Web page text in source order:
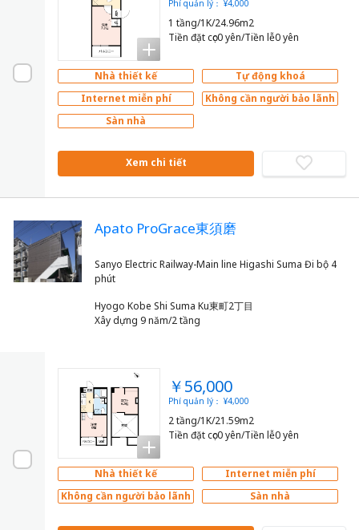
Phí quản lý： ¥4,000
1 tầng/1K/24.96m2
Tiền đặt cọc0 yên/Tiền lễ0 yên
Nhà thiết kế
Tự động khoá
Internet miễn phí
Không cần người bảo lãnh
Sàn nhà
Xem chi tiết
Apato ProGrace東須磨
Sanyo Electric Railway-Main line Higashi Suma Đi bộ 4
Hyogo Kobe Shi Suma Ku東町2丁目
Xây dựng 9 năm/2 tầng
￥56,000
Phí quản lý： ¥4,000
2 tầng/1K/21.59m2
Tiền đặt cọc0 yên/Tiền lễ0 yên
Nhà thiết kế
Internet miễn phí
Không cần người bảo lãnh
Sàn nhà